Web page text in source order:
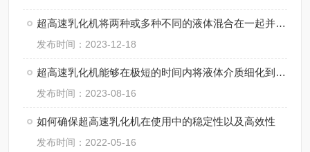
超高速乳化机将两种或多种不同的液体混合在一起并形成稳定的乳液
发布时间：2023-12-18
超高速乳化机能够在极短的时间内将液体介质细化到微米级别
发布时间：2023-08-16
如何确保超高速乳化机在使用中的稳定性以及高效性
发布时间：2022-05-16